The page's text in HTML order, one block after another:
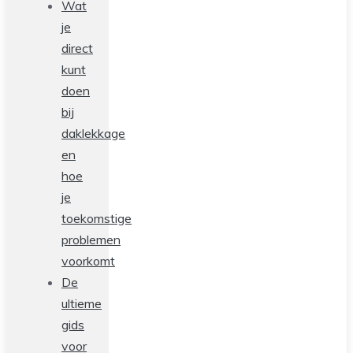
Wat
je
direct
kunt
doen
bij
daklekkage
en
hoe
je
toekomstige
problemen
voorkomt
De
ultieme
gids
voor